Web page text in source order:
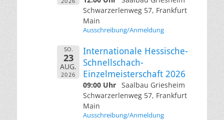
Schwarzerlenweg 57, Frankfurt
Main
Ausschreibung/Anmeldung
SO.
23
AUG.
2026
Internationale Hessische-
Schnellschach-
Einzelmeisterschaft 2026
09:00 Uhr Saalbau Griesheim
Schwarzerlenweg 57, Frankfurt
Main
Ausschreibung/Anmeldung